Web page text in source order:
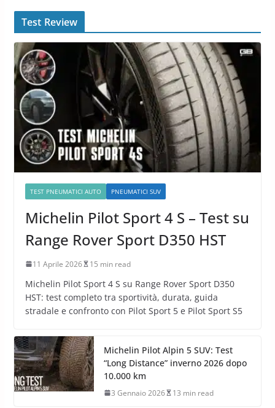
Test Review
TEST PNEUMATICI AUTO PNEUMATICI SUV
Michelin Pilot Sport 4 S – Test su
Range Rover Sport D350 HST
11 Aprile 2026 15 min read
Michelin Pilot Sport 4 S su Range Rover Sport D350
HST: test completo tra sportività, durata, guida
stradale e confronto con Pilot Sport 5 e Pilot Sport S5
Michelin Pilot Alpin 5 SUV: Test
“Long Distance” inverno 2026 dopo
10.000 km
3 Gennaio 2026 13 min read